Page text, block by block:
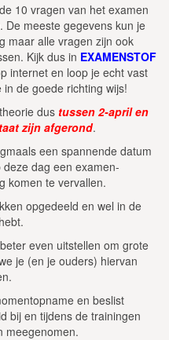
10 vragen van het examen
De meeste gegevens kun je
maar alle vragen zijn ook
Kijk dus in EXAMENSTOF
internet en loop je echt vast
de goede richting wijs!
dus tussen 2-april en
zijn afgerond.
een spannende datum
dag een examen-
komen te vervallen.
opgedeeld en wel in de
even uitstellen om grote
je (en je ouders) hiervan
en beslist
bij en tijdens de trainingen
meegenomen.